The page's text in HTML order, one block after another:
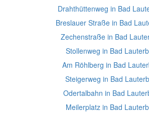
Drahthüttenweg in Bad
Breslauer Straße in Bad
Zechenstraße in Bad
Stollenweg in Bad
Am Röhlberg in Bad
Steigerweg in Bad
Odertalbahn in Bad
Meilerplatz in Bad